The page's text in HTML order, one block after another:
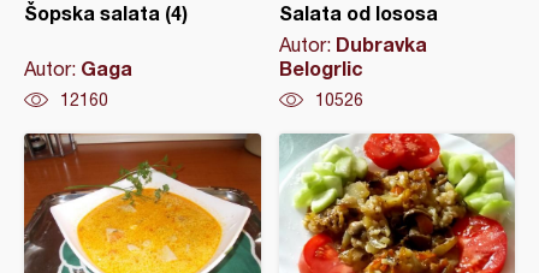
Šopska salata (4)
Autor: Gaga
12160
Salata od lososa
Autor: Dubravka
Belogrlic
10526